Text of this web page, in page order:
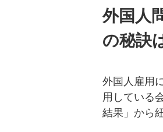
外国人
の秘訣
外国人雇用
用している
結果」から